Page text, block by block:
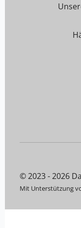
© 2023 - 2026
Mit Unterstützung